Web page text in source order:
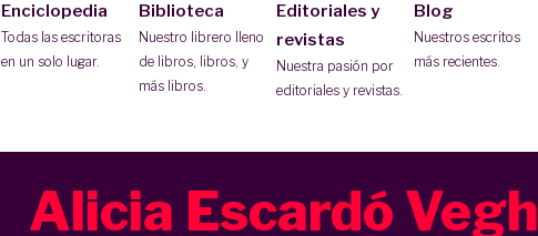
Enciclopedia
Todas las escritoras
en un solo lugar.
Biblioteca
Nuestro librero lleno
de libros, libros, y
más libros.
Editoriales y
revistas
Nuestra pasión por
editoriales y revistas.
Blog
Nuestros escritos
más recientes.
Alicia Escardó Vegh